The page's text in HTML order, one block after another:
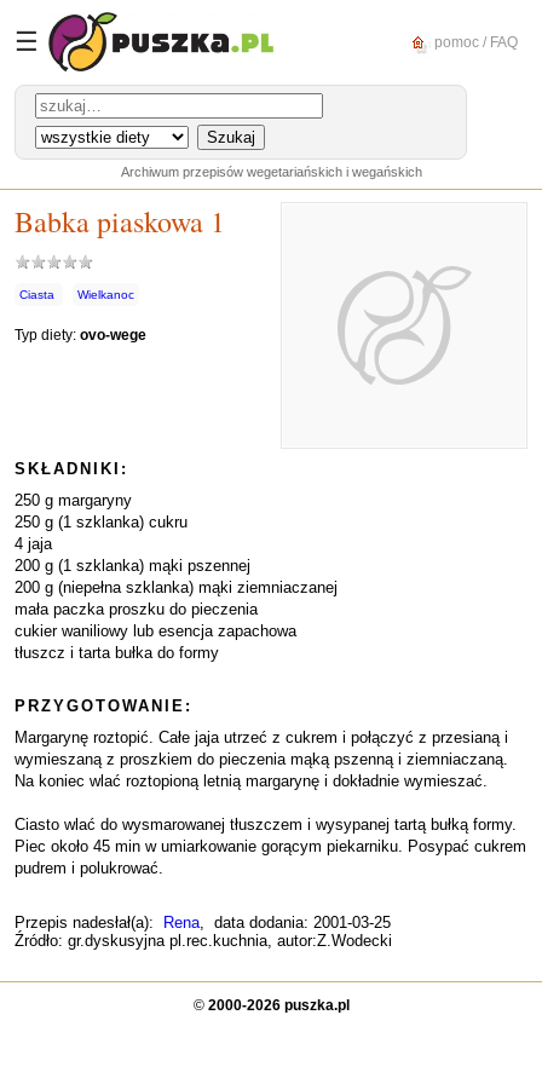
☰ pomoc / FAQ
Archiwum przepisów wegetariańskich i wegańskich
Babka piaskowa 1
Ciasta Wielkanoc
Typ diety: ovo-wege
SKŁADNIKI:
250 g margaryny
250 g (1 szklanka) cukru
4 jaja
200 g (1 szklanka) mąki pszennej
200 g (niepełna szklanka) mąki ziemniaczanej
mała paczka proszku do pieczenia
cukier waniliowy lub esencja zapachowa
tłuszcz i tarta bułka do formy
PRZYGOTOWANIE:
Margarynę roztopić. Całe jaja utrzeć z cukrem i połączyć z przesianą i
wymieszaną z proszkiem do pieczenia mąką pszenną i ziemniaczaną.
Na koniec wlać roztopioną letnią margarynę i dokładnie wymieszać.
Ciasto wlać do wysmarowanej tłuszczem i wysypanej tartą bułką formy.
Piec około 45 min w umiarkowanie gorącym piekarniku. Posypać cukrem
pudrem i polukrować.
Przepis nadesłał(a): Rena, data dodania: 2001-03-25
Źródło: gr.dyskusyjna pl.rec.kuchnia, autor:Z.Wodecki
© 2000-2026 puszka.pl